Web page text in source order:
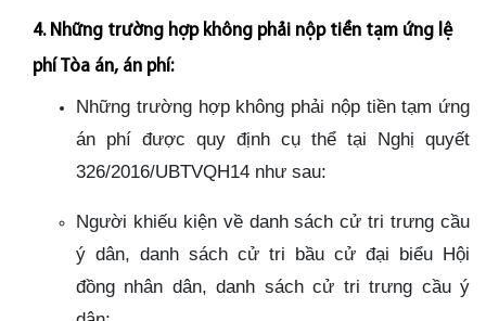
4. Những trường hợp không phải nộp tiền tạm ứng lệ
phí Tòa án, án phí:
Những trường hợp không phải nộp tiền tạm ứng
án phí được quy định cụ thể tại Nghị quyết
326/2016/UBTVQH14 như sau:
Người khiếu kiện về danh sách cử tri trưng cầu
ý dân, danh sách cử tri bầu cử đại biểu Hội
đồng nhân dân, danh sách cử tri trưng cầu ý